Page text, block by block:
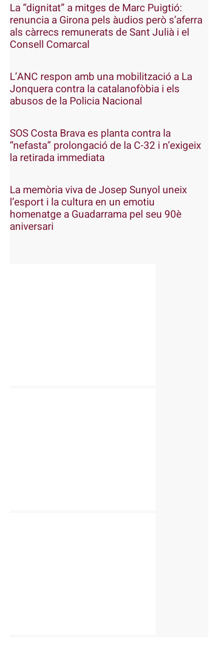
La “dignitat” a mitges de Marc Puigtió:
renuncia a Girona pels àudios però s’aferra
als càrrecs remunerats de Sant Julià i el
Consell Comarcal
L’ANC respon amb una mobilització a La
Jonquera contra la catalanofòbia i els
abusos de la Policia Nacional
SOS Costa Brava es planta contra la
“nefasta” prolongació de la C-32 i n’exigeix
la retirada immediata
La memòria viva de Josep Sunyol uneix
l’esport i la cultura en un emotiu
homenatge a Guadarrama pel seu 90è
aniversari